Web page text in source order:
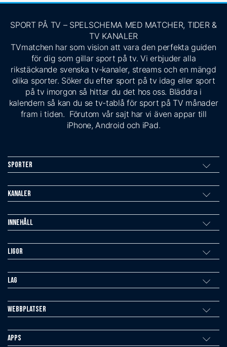
SPORT PÅ TV – SPELSCHEMA MED MATCHER, TIDER &
TV KANALER
TVmatchen har som vision att vara den perfekta guiden
för dig som gillar sport på tv. Vi erbjuder alla
rikstäckande svenska tv-kanaler, streams och en mängd
olika sporter. Söker du efter sport på tv idag eller sport
på tv imorgon så hittar du det hos oss. Bläddra i
kalendern så kan du se tv-tablå för sport på TV månader
fram i tiden. Förutom vår sajt har vi även appar till
iPhone, Android och iPad.
Sporter
Kanaler
Innehåll
Ligor
Lag
Webbplatser
Apps